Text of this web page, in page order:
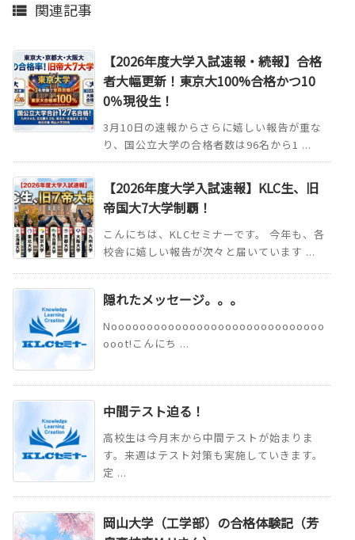
 関連記事
【2026年度大学入試速報・続報】合格
者大幅更新！東京大100%合格かつ10
0％現役生！
3月10日の速報からさらに嬉しい報告が重な
り、国公立大学の合格者数は96名から1 ...
【2026年度大学入試速報】KLC生、旧
帝国大7大学制覇！
こんにちは、KLCセミナーです。 今年も、各
校舎に嬉しい報告が次々と届いています ...
隠れたメッセージ。。。
Noooooooooooooooooooooooooooooo
ooot!こんにち ...
中間テスト迫る！
高校生は今月末から中間テストが始まりま
す。来週はテスト対策も実施していきます。
定 ...
岡山大学（工学部）の合格体験記（芳